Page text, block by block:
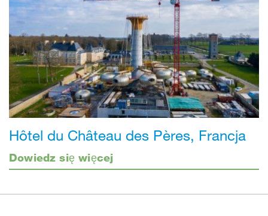
Hôtel du Château des Pères, Francja
Dowiedz się więcej